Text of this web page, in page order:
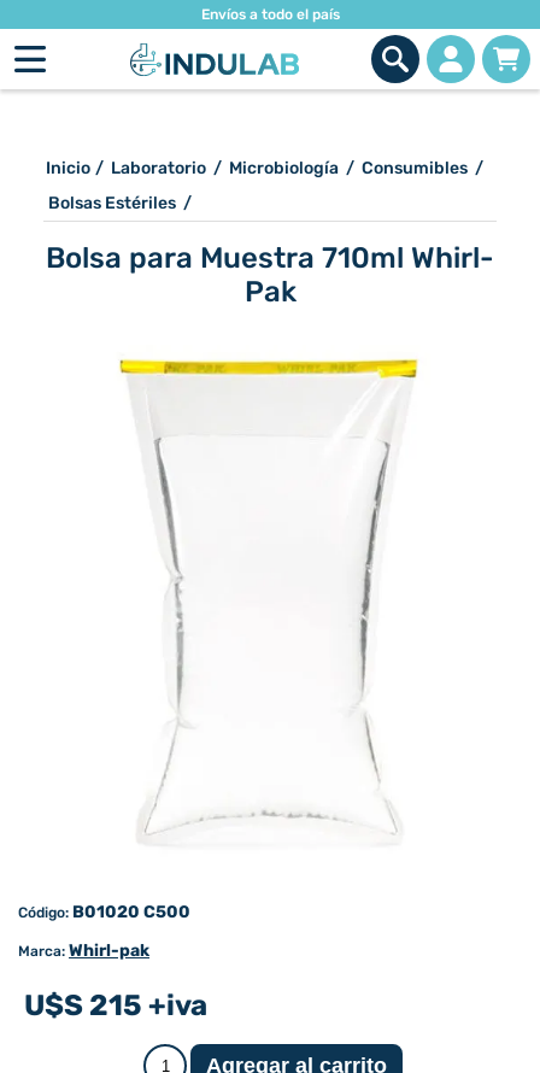
Envíos a todo el país
Inicio / Laboratorio / Microbiología / Consumibles /
Bolsas Estériles /
Bolsa para Muestra 710ml Whirl-
Pak
Código: B01020 C500
Marca: Whirl-pak
U$S 215 +iva